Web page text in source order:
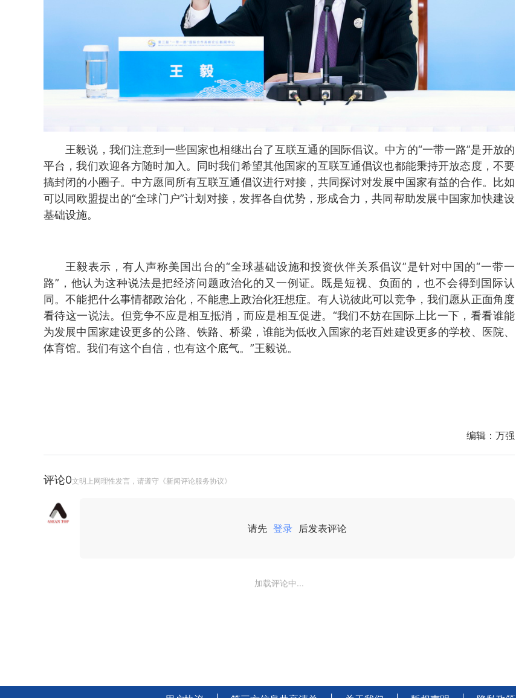
王毅说，我们注意到一些国家也相继出台了互联互通的国际倡议。中方的“一带一路”是开放的
平台，我们欢迎各方随时加入。同时我们希望其他国家的互联互通倡议也都能秉持开放态度，不要
搞封闭的小圈子。中方愿同所有互联互通倡议进行对接，共同探讨对发展中国家有益的合作。比如
可以同欧盟提出的“全球门户”计划对接，发挥各自优势，形成合力，共同帮助发展中国家加快建设
基础设施。
王毅表示，有人声称美国出台的“全球基础设施和投资伙伴关系倡议”是针对中国的“一带一
路”，他认为这种说法是把经济问题政治化的又一例证。既是短视、负面的，也不会得到国际认
同。不能把什么事情都政治化，不能患上政治化狂想症。有人说彼此可以竞争，我们愿从正面角度
看待这一说法。但竞争不应是相互抵消，而应是相互促进。“我们不妨在国际上比一下，看看谁能
为发展中国家建设更多的公路、铁路、桥梁，谁能为低收入国家的老百姓建设更多的学校、医院、
体育馆。我们有这个自信，也有这个底气。”王毅说。
编辑： 万强
评论0文明上网理性发言，请遵守《新闻评论服务协议》
请先 登录 后发表评论
加载评论中...